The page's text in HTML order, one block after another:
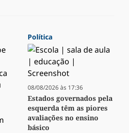
Política
08/08/2026 às 17:36
Estados governados pela
esquerda têm as piores
avaliações no ensino
básico